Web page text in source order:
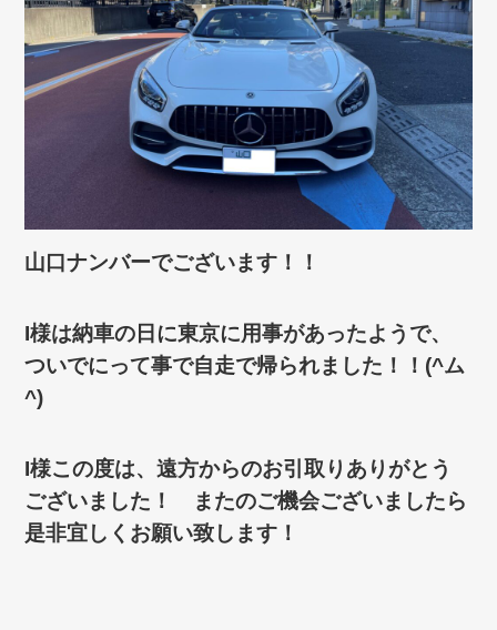
山口ナンバーでございます！！
I様は納車の日に東京に用事があったようで、
ついでにって事で自走で帰られました！！(^ム
^)
I様この度は、遠方からのお引取りありがとう
ございました！ またのご機会ございましたら
是非宜しくお願い致します！